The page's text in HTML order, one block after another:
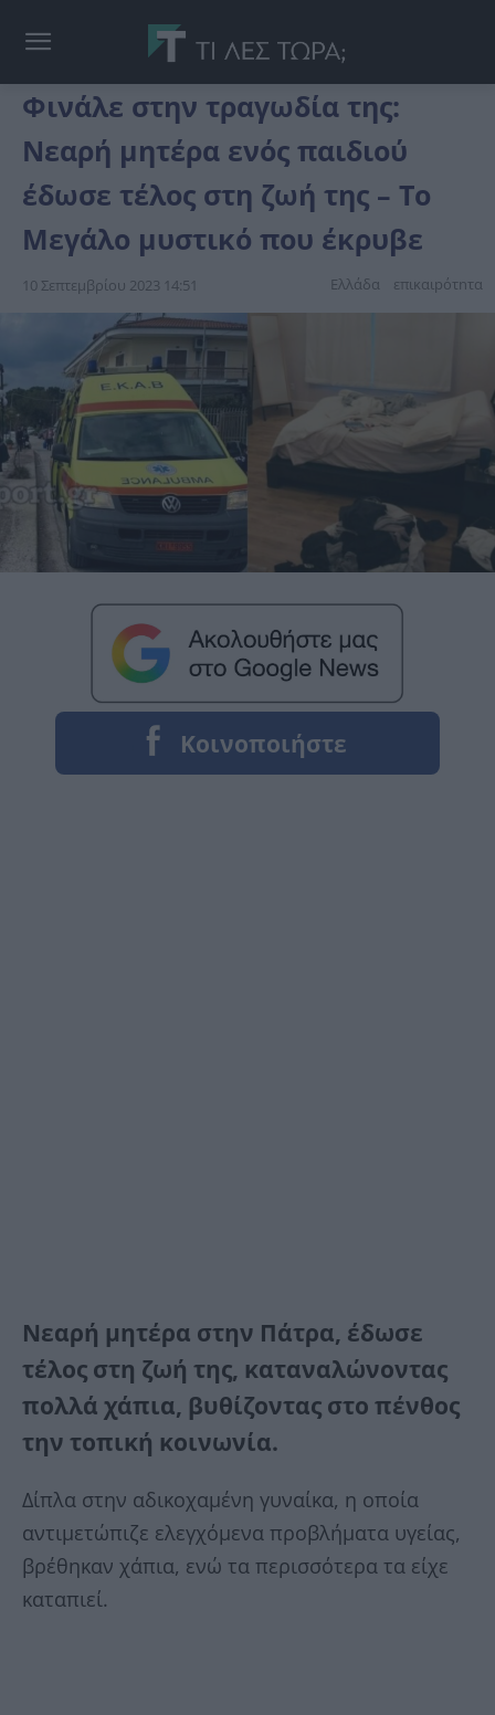
Φινάλε στην τραγωδία της:
Νεαρή μητέρα ενός παιδιού
έδωσε τέλος στη ζωή της – Το
Μεγάλο μυστικό που έκρυβε
10 Σεπτεμβρίου 2023 14:51 Ελλάδα επικαιpότnτα
Νεαρή μητέρα στην Πάτρα, έδωσε
τέλος στη ζωή της, καταναλώνοντας
πολλά χάπια, βυθίζοντας στο πένθος
την τοπική κοινωνία.
Δίπλα στην αδικοχαμένη γυναίκα, η οποία
αντιμετώπιζε ελεγχόμενα προβλήματα υγείας,
βρέθηκαν χάπια, ενώ τα περισσότερα τα είχε
καταπιεί.